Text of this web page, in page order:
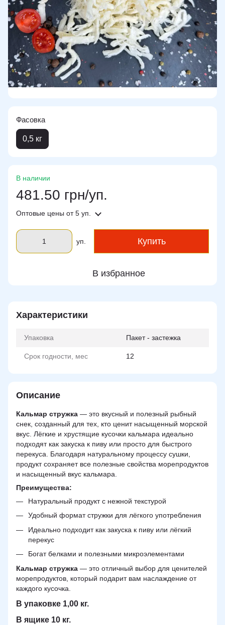
Фасовка
0,5 кг
В наличии
481.50 грн/уп.
Оптовые цены от 5 уп.
уп. Купить
В избранное
Характеристики
Упаковка Пакет - застежка
Срок годности, мес 12
Описание
Кальмар стружка — это вкусный и полезный рыбный
снек, созданный для тех, кто ценит насыщенный морской
вкус. Лёгкие и хрустящие кусочки кальмара идеально
подходят как закуска к пиву или просто для быстрого
перекуса. Благодаря натуральному процессу сушки,
продукт сохраняет все полезные свойства морепродуктов
и насыщенный вкус кальмара.
Преимущества:
Натуральный продукт с нежной текстурой
Удобный формат стружки для лёгкого употребления
Идеально подходит как закуска к пиву или лёгкий
перекус
Богат белками и полезными микроэлементами
Кальмар стружка — это отличный выбор для ценителей
морепродуктов, который подарит вам наслаждение от
каждого кусочка.
В упаковке 1,00 кг.
В ящике 10 кг.